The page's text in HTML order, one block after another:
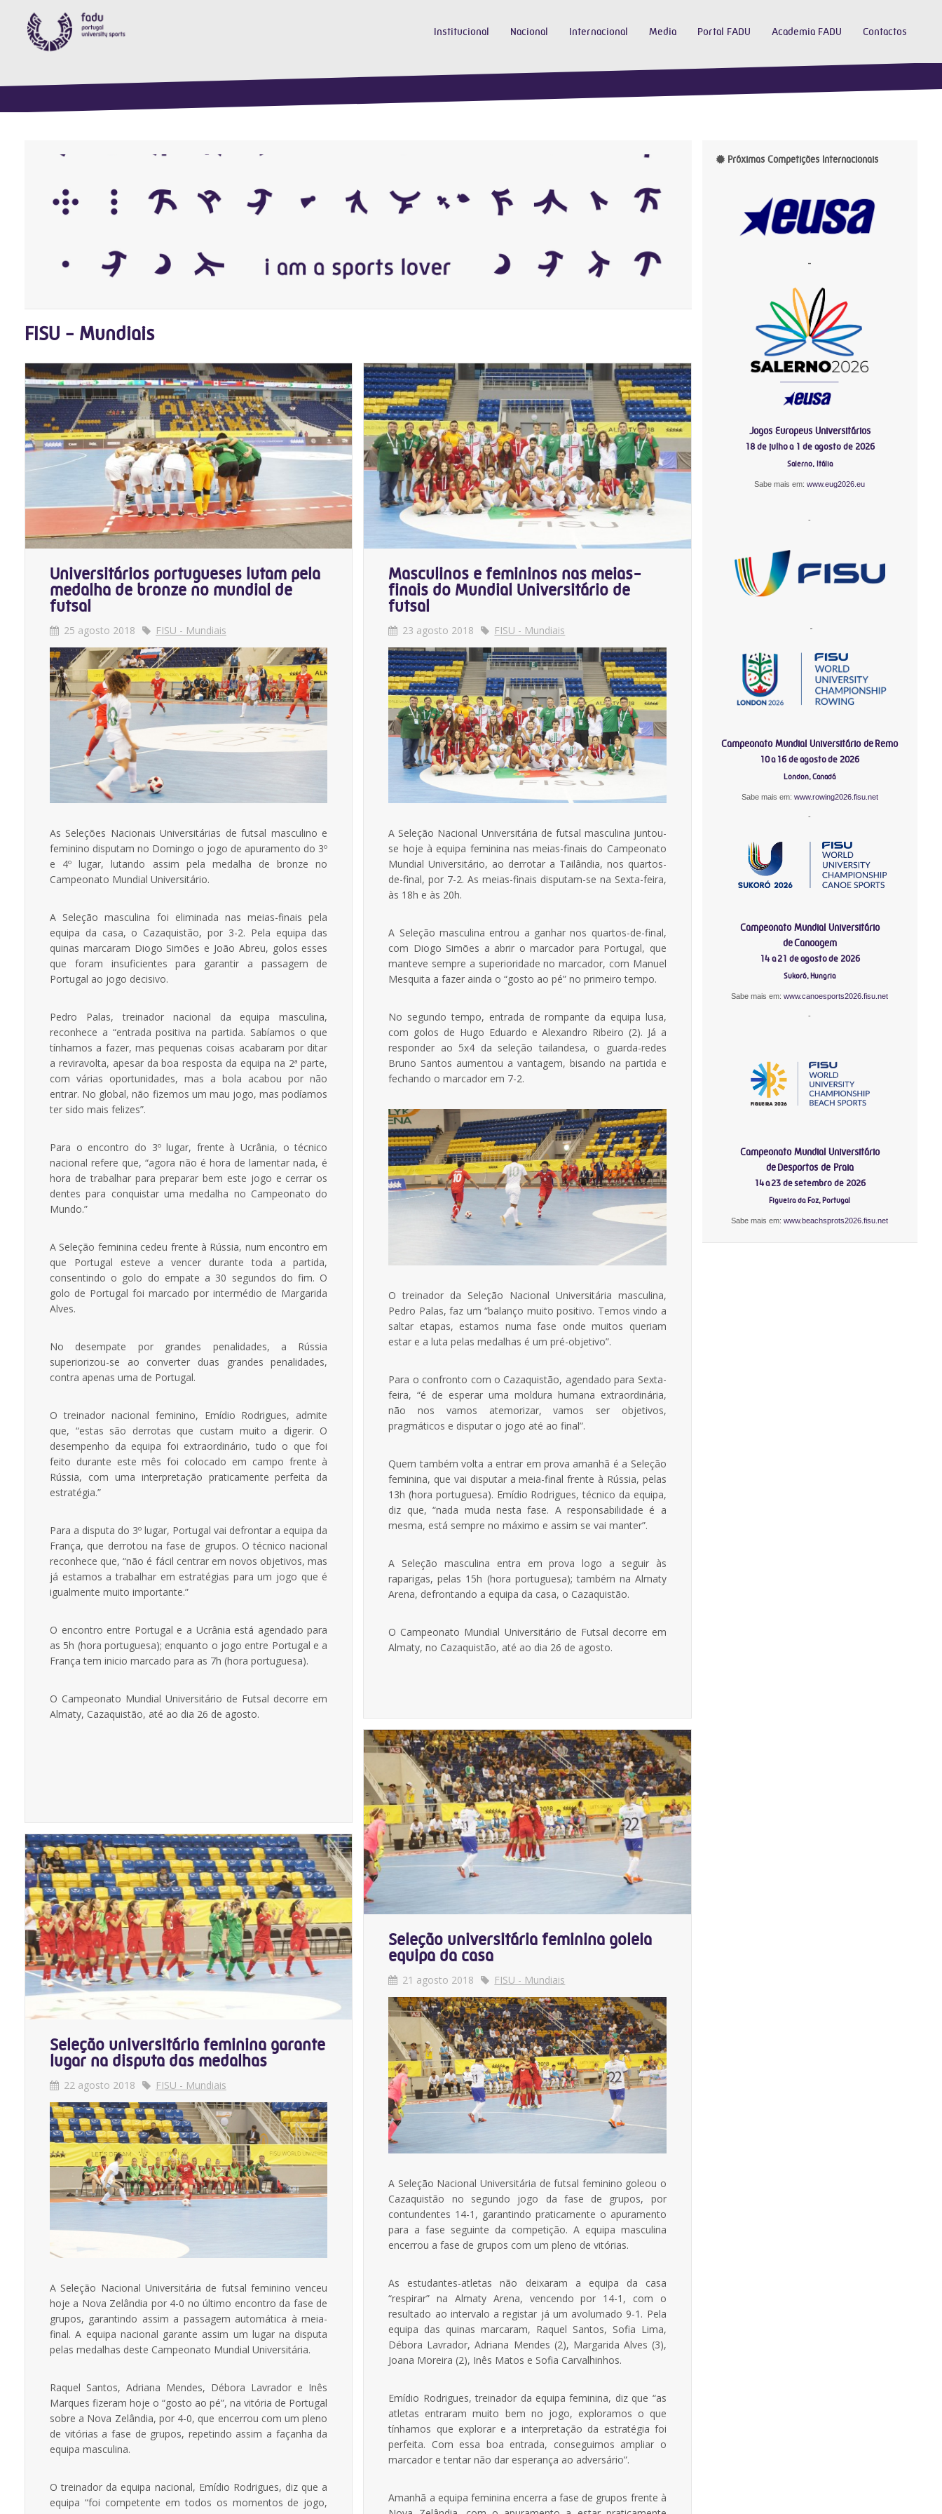
Institucional Nacional Internacional Media Portal FADU Academia FADU Contactos
FISU - Mundiais
Universitários portugueses lutam pela
medalha de bronze no mundial de
futsal
25 agosto 2018 FISU - Mundiais
As Seleções Nacionais Universitárias de futsal masculino e
feminino disputam no Domingo o jogo de apuramento do 3º
e 4º lugar, lutando assim pela medalha de bronze no
Campeonato Mundial Universitário.
A Seleção masculina foi eliminada nas meias-finais pela
equipa da casa, o Cazaquistão, por 3-2. Pela equipa das
quinas marcaram Diogo Simões e João Abreu, golos esses
que foram insuficientes para garantir a passagem de
Portugal ao jogo decisivo.
Pedro Palas, treinador nacional da equipa masculina,
reconhece a “entrada positiva na partida. Sabíamos o que
tínhamos a fazer, mas pequenas coisas acabaram por ditar
a reviravolta, apesar da boa resposta da equipa na 2ª parte,
com várias oportunidades, mas a bola acabou por não
entrar. No global, não fizemos um mau jogo, mas podíamos
ter sido mais felizes”.
Para o encontro do 3º lugar, frente à Ucrânia, o técnico
nacional refere que, “agora não é hora de lamentar nada, é
hora de trabalhar para preparar bem este jogo e cerrar os
dentes para conquistar uma medalha no Campeonato do
Mundo.”
A Seleção feminina cedeu frente à Rússia, num encontro em
que Portugal esteve a vencer durante toda a partida,
consentindo o golo do empate a 30 segundos do fim. O
golo de Portugal foi marcado por intermédio de Margarida
Alves.
No desempate por grandes penalidades, a Rússia
superiorizou-se ao converter duas grandes penalidades,
contra apenas uma de Portugal.
O treinador nacional feminino, Emídio Rodrigues, admite
que, “estas são derrotas que custam muito a digerir. O
desempenho da equipa foi extraordinário, tudo o que foi
feito durante este mês foi colocado em campo frente à
Rússia, com uma interpretação praticamente perfeita da
estratégia.”
Para a disputa do 3º lugar, Portugal vai defrontar a equipa da
França, que derrotou na fase de grupos. O técnico nacional
reconhece que, “não é fácil centrar em novos objetivos, mas
já estamos a trabalhar em estratégias para um jogo que é
igualmente muito importante.”
O encontro entre Portugal e a Ucrânia está agendado para
as 5h (hora portuguesa); enquanto o jogo entre Portugal e a
França tem inicio marcado para as 7h (hora portuguesa).
O Campeonato Mundial Universitário de Futsal decorre em
Almaty, Cazaquistão, até ao dia 26 de agosto.
Seleção universitária feminina garante
lugar na disputa das medalhas
22 agosto 2018 FISU - Mundiais
A Seleção Nacional Universitária de futsal feminino venceu
hoje a Nova Zelândia por 4-0 no último encontro da fase de
grupos, garantindo assim a passagem automática à meia-
final. A equipa nacional garante assim um lugar na disputa
pelas medalhas deste Campeonato Mundial Universitária.
Raquel Santos, Adriana Mendes, Débora Lavrador e Inês
Marques fizeram hoje o “gosto ao pé”, na vitória de Portugal
sobre a Nova Zelândia, por 4-0, que encerrou com um pleno
de vitórias a fase de grupos, repetindo assim a façanha da
equipa masculina.
O treinador da equipa nacional, Emídio Rodrigues, diz que a
equipa “foi competente em todos os momentos de jogo,
Masculinos e femininos nas meias-
finais do Mundial Universitário de
futsal
23 agosto 2018 FISU - Mundiais
A Seleção Nacional Universitária de futsal masculina juntou-
se hoje à equipa feminina nas meias-finais do Campeonato
Mundial Universitário, ao derrotar a Tailândia, nos quartos-
de-final, por 7-2. As meias-finais disputam-se na Sexta-feira,
às 18h e às 20h.
A Seleção masculina entrou a ganhar nos quartos-de-final,
com Diogo Simões a abrir o marcador para Portugal, que
manteve sempre a superioridade no marcador, com Manuel
Mesquita a fazer ainda o “gosto ao pé” no primeiro tempo.
No segundo tempo, entrada de rompante da equipa lusa,
com golos de Hugo Eduardo e Alexandro Ribeiro (2). Já a
responder ao 5x4 da seleção tailandesa, o guarda-redes
Bruno Santos aumentou a vantagem, bisando na partida e
fechando o marcador em 7-2.
O treinador da Seleção Nacional Universitária masculina,
Pedro Palas, faz um “balanço muito positivo. Temos vindo a
saltar etapas, estamos numa fase onde muitos queriam
estar e a luta pelas medalhas é um pré-objetivo”.
Para o confronto com o Cazaquistão, agendado para Sexta-
feira, “é de esperar uma moldura humana extraordinária,
não nos vamos atemorizar, vamos ser objetivos,
pragmáticos e disputar o jogo até ao final”.
Quem também volta a entrar em prova amanhã é a Seleção
feminina, que vai disputar a meia-final frente à Rússia, pelas
13h (hora portuguesa). Emídio Rodrigues, técnico da equipa,
diz que, “nada muda nesta fase. A responsabilidade é a
mesma, está sempre no máximo e assim se vai manter”.
A Seleção masculina entra em prova logo a seguir às
raparigas, pelas 15h (hora portuguesa); também na Almaty
Arena, defrontando a equipa da casa, o Cazaquistão.
O Campeonato Mundial Universitário de Futsal decorre em
Almaty, no Cazaquistão, até ao dia 26 de agosto.
Seleção universitária feminina goleia
equipa da casa
21 agosto 2018 FISU - Mundiais
A Seleção Nacional Universitária de futsal feminino goleou o
Cazaquistão no segundo jogo da fase de grupos, por
contundentes 14-1, garantindo praticamente o apuramento
para a fase seguinte da competição. A equipa masculina
encerrou a fase de grupos com um pleno de vitórias.
As estudantes-atletas não deixaram a equipa da casa
“respirar” na Almaty Arena, vencendo por 14-1, com o
resultado ao intervalo a registar já um avolumado 9-1. Pela
equipa das quinas marcaram, Raquel Santos, Sofia Lima,
Débora Lavrador, Adriana Mendes (2), Margarida Alves (3),
Joana Moreira (2), Inês Matos e Sofia Carvalhinhos.
Emídio Rodrigues, treinador da equipa feminina, diz que “as
atletas entraram muito bem no jogo, exploramos o que
tínhamos que explorar e a interpretação da estratégia foi
perfeita. Com essa boa entrada, conseguimos ampliar o
marcador e tentar não dar esperança ao adversário”.
Amanhã a equipa feminina encerra a fase de grupos frente à
Próximas Competições Internacionais
-
Jogos Europeus Universitários
18 de julho a 1 de agosto de 2026
Salerno, Itália
Sabe mais em:www.eug2026.eu
-
-
Campeonato Mundial Universitário de Remo
10 a 16 de agosto de 2026
London, Canadá
Sabe mais em: www.rowing2026.fisu.net
-
Campeonato Mundial Universitário
de Canoagem
14 a 21 de agosto de 2026
Sukoró, Hungria
Sabe mais em:www.canoesports2026.fisu.net
-
Campeonato Mundial Universitário
de Desportos de Praia
14 a 23 de setembro de 2026
Figueira da Foz, Portugal
Sabe mais em:www.beachsprots2026.fisu.net